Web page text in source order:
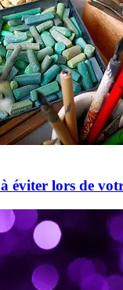
éviter lors de